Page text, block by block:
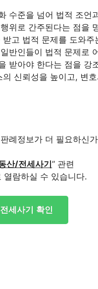
수준을 넘어 법적 조언
위로 간주된다는 점을
고 법적 문제를 도와주
반인들이 법적 문제로
받아야 한다는 점을 강
신뢰성을 높이고, 변
례정보가 더 필요하신
산/전세사기” 관련
열람하실 수 있습니다.
세사기 확인